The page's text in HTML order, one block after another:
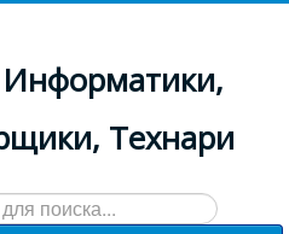
Технари